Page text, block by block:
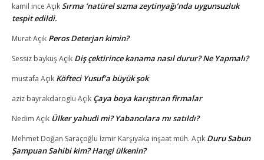
kamil ince AçıkSırma ‘natürel sızma zeytinyağı’nda uygunsuzluk
tespit edildi.
MuratAçık Peros Deterjan kimin?
Sessiz baykuşAçık Diş çektirince kanama nasıl durur? Ne Yapmalı?
mustafa Açık Köfteci Yusuf’a büyük şok
aziz bayrakdaroglu Açık Çaya boya karıştıran firmalar
Nedim Açık Ülker yahudi mi? Yabancılara mı satıldı?
Mehmet Doğan Saraçoğlu İzmir Karşıyaka inşaat müh. Açık Duru Sabun
Şampuan Sahibi kim? Hangi ülkenin?